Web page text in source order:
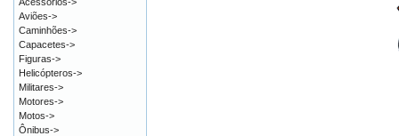
Aviões->
Caminhões->
Capacetes->
Figuras->
Helicópteros->
Militares->
Motores->
Motos->
Ônibus->